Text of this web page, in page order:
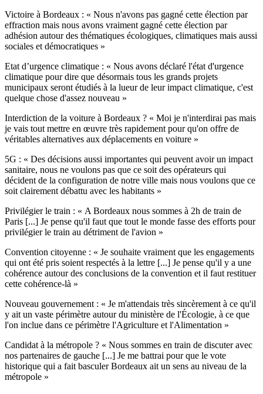
Victoire à Bordeaux : « Nous n'avons pas gagné cette élection par
effraction mais nous avons vraiment gagné cette élection par
adhésion autour des thématiques écologiques, climatiques mais aussi
sociales et démocratiques »
Etat d’urgence climatique : « Nous avons déclaré l'état d'urgence
climatique pour dire que désormais tous les grands projets
municipaux seront étudiés à la lueur de leur impact climatique, c'est
quelque chose d'assez nouveau »
Interdiction de la voiture à Bordeaux ? « Moi je n'interdirai pas mais
je vais tout mettre en œuvre très rapidement pour qu'on offre de
véritables alternatives aux déplacements en voiture »
5G : « Des décisions aussi importantes qui peuvent avoir un impact
sanitaire, nous ne voulons pas que ce soit des opérateurs qui
décident de la configuration de notre ville mais nous voulons que ce
soit clairement débattu avec les habitants »
Privilégier le train : « A Bordeaux nous sommes à 2h de train de
Paris [...] Je pense qu'il faut que tout le monde fasse des efforts pour
privilégier le train au détriment de l'avion »
Convention citoyenne : « Je souhaite vraiment que les engagements
qui ont été pris soient respectés à la lettre [...] Je pense qu'il y a une
cohérence autour des conclusions de la convention et il faut restituer
cette cohérence-là »
Nouveau gouvernement : « Je m'attendais très sincèrement à ce qu'il
y ait un vaste périmètre autour du ministère de l'Écologie, à ce que
l'on inclue dans ce périmètre l'Agriculture et l'Alimentation »
Candidat à la métropole ? « Nous sommes en train de discuter avec
nos partenaires de gauche [...] Je me battrai pour que le vote
historique qui a fait basculer Bordeaux ait un sens au niveau de la
métropole »